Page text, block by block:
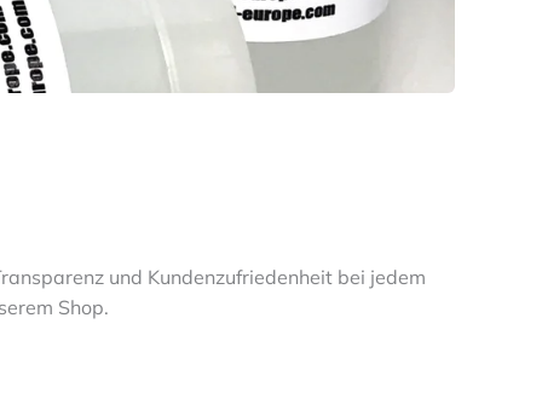
und Kundenzufriedenheit bei jedem
Shop.